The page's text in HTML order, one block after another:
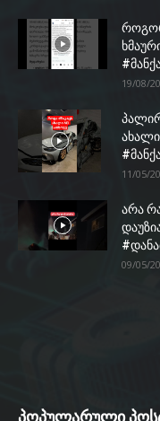
19/08/
11/05/
არა
09/05/
პოპულარული